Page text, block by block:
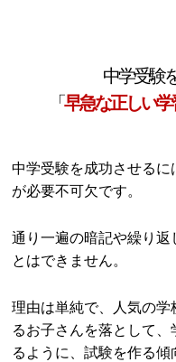
中学受験
「早急な正しい学
中学受験を成功させる
が必要不可欠です。
通り一遍の暗記や繰り返
とはできません。
理由は単純で、人気の
るお子さんを落として
るように、試験を作る